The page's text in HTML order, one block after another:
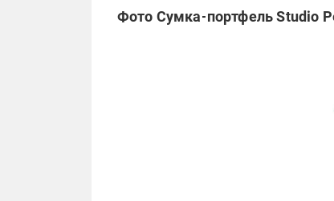
Фото Сумка-портфель Studio